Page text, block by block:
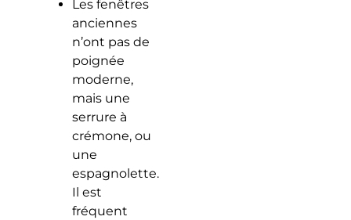
Les fenêtres
anciennes
n’ont pas de
poignée
moderne,
mais une
serrure à
crémone, ou
une
espagnolette.
Il est
fréquent